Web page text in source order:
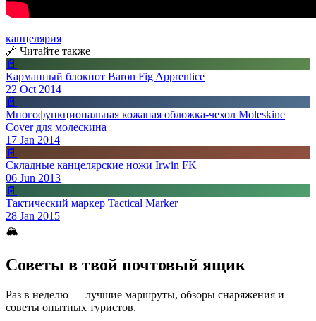
канцелярия
🔗 Читайте также
📄
Карманный блокнот Baron Fig Apprentice
22 Oct 2014
📄
Многофункциональная кожаная обложка-чехол Moleskine
Cover для молескина
17 Jan 2014
📄
Складные канцелярские ножи Irwin FK
06 Jun 2013
📄
Тактический маркер Tactical Marker
28 Jan 2015
🏔
Советы в твой почтовый ящик
Раз в неделю — лучшие маршруты, обзоры снаряжения и
советы опытных туристов.